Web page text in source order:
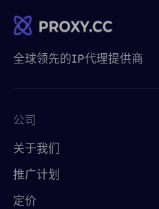
全球领先的IP代理提供商
公司
关于我们
推广计划
定价